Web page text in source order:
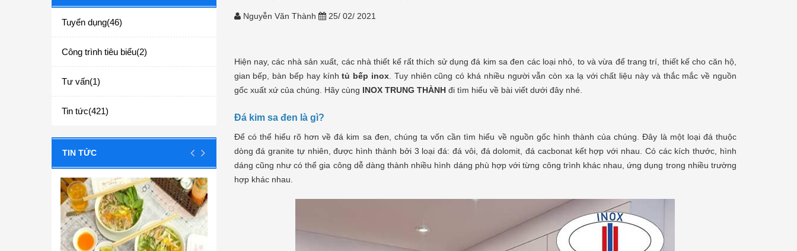
Tuyển dụng(46)
Công trình tiêu biểu(2)
Tư vấn(1)
Tin tức(421)
TIN TỨC
Nguyễn Văn Thành 25/ 02/ 2021
Hiện nay, các nhà sản xuất, các nhà thiết kế rất thích sử dụng đá kim sa đen các loại nhỏ, to và vừa để trang trí, thiết kế cho căn hộ,
gian bếp, bàn bếp hay kínhtủ bếp inox. Tuy nhiên cũng có khá nhiều người vẫn còn xa lạ với chất liệu này và thắc mắc về nguồn
gốc xuất xứ của chúng. Hãy cùng INOX TRUNG THÀNHđi tìm hiểu về bài viết dưới đây nhé.
Đá kim sa đen là gì?
Để có thể hiểu rõ hơn về đá kim sa đen, chúng ta vốn cần tìm hiểu về nguồn gốc hình thành của chúng. Đây là một loại đá thuộc
dòng đá granite tự nhiên, được hình thành bởi 3 loại đá: đá vôi, đá dolomit, đá cacbonat kết hợp với nhau. Có các kích thước, hình
dáng cũng như có thể gia công dễ dàng thành nhiều hình dáng phù hợp với từng công trình khác nhau, ứng dụng trong nhiều trường
hợp khác nhau.